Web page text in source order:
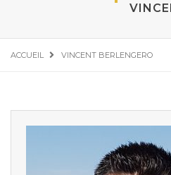
ACCUEIL VINCENT BERLENGERO